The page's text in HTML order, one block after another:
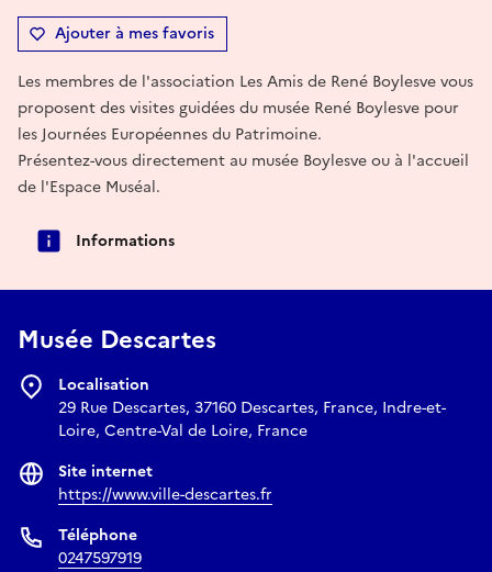
Ajouter à mes favoris
Les membres de l'association Les Amis de René Boylesve vous
proposent des visites guidées du musée René Boylesve pour
les Journées Européennes du Patrimoine.
Présentez-vous directement au musée Boylesve ou à l'accueil
de l'Espace Muséal.
Informations
Musée Descartes
Localisation
29 Rue Descartes, 37160 Descartes, France, Indre-et-
Loire, Centre-Val de Loire, France
Site internet
https://www.ville-descartes.fr
Téléphone
0247597919